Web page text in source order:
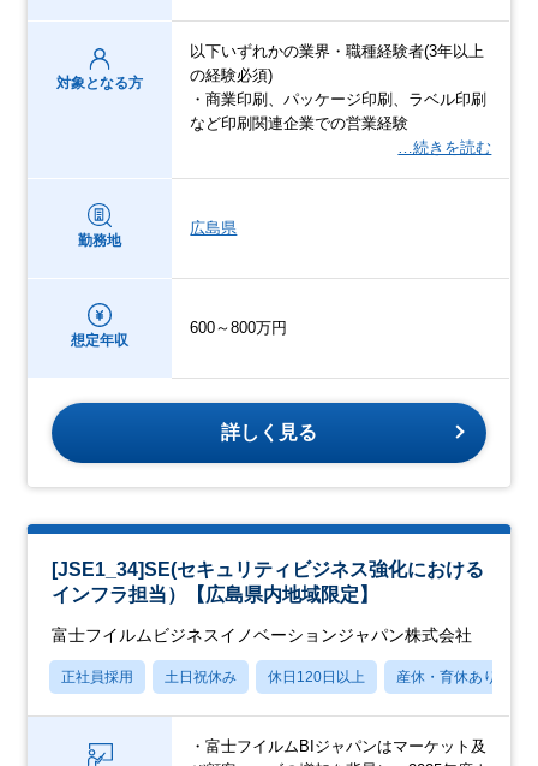
対象となる方
以下いずれかの業界・職種経験者(3年以上
の経験必須)
・商業印刷、パッケージ印刷、ラベル印刷
など印刷関連企業での営業経験
…続きを読む
勤務地
広島県
想定年収
600～800万円
詳しく見る
[JSE1_34]SE(セキュリティビジネス強化における
インフラ担当）【広島県内地域限定】
富士フイルムビジネスイノベーションジャパン株式会社
正社員採用 土日祝休み 休日120日以上 産休・育休あり
・富士フイルムBIジャパンはマーケット及